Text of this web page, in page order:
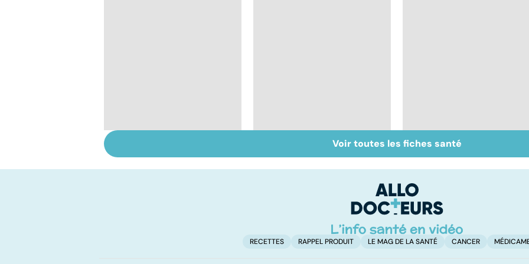
les papillomavirus
Le don d'ovocytes,
comment ça marche
Sexualité, infertilité
et PMA, des liens
Voir toutes les fiches santé
RECETTES RAPPEL PRODUIT LE MAG DE LA SANTÉ CANCER